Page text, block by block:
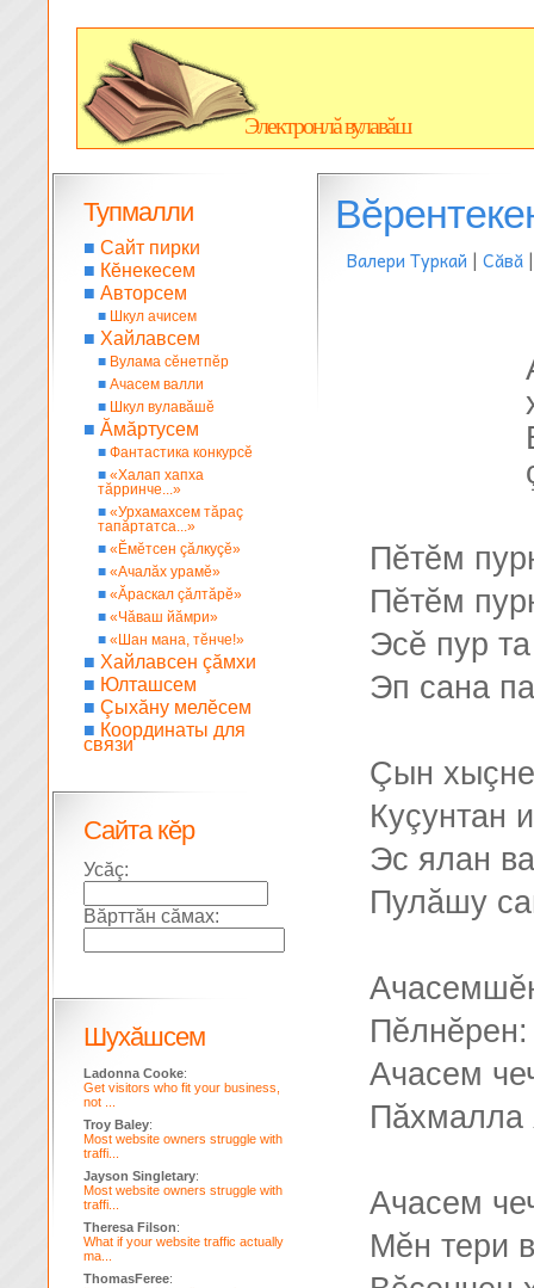
Электронлă вулавăш
Валери Туркай | Сăвă
Пĕтĕм
Пĕтĕм
Эсĕ пур
Эп сана
Çын
Куçунтан
Эс ялан
Пулăшу
Пĕлнĕрен:
Ачасем
Пăхмалла
Ачасем
Мĕн тери
Тупмалли
■ Сайт пирки
■ Кĕнекесем
■ Авторсем
■ Шкул ачисем
■ Хайлавсем
■ Вулама сĕнетпĕр
■ Ачасем валли
■ Шкул вулавăшĕ
■ Ăмăртусем
■ Фантастика конкурсĕ
■ «Халап хапха
тăрринче...»
■ «Урхамахсем тăраç
тапăртатса...»
■ «Ĕмĕтсен çăлкуçĕ»
■ «Ачалăх урамĕ»
■ «Ăраскал çăлтăрĕ»
■ «Чăваш йăмри»
■ «Шан мана, тĕнче!»
■ Хайлавсен çăмхи
■ Юлташсем
■ Çыхăну мелĕсем
■ Координаты для
связи
Сайта кĕр
Усăç:
Вăрттăн сăмах:
Шухăшсем
Ladonna Cooke:
Get visitors who fit your business,
not ...
Troy Baley:
Most website owners struggle with
traffi...
Jayson Singletary:
Most website owners struggle with
traffi...
Theresa Filson:
What if your website traffic actually
ma...
ThomasFeree: